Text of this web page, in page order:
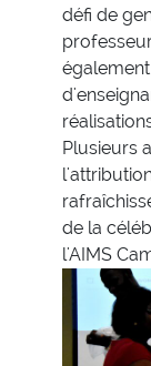
défi de
Plusieurs
de la
l'AIMS